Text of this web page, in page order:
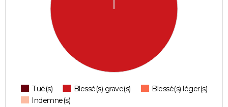
Tué(s) Blessé(s) grave(s)
Blessé(s) léger(s)
Indemne(s)